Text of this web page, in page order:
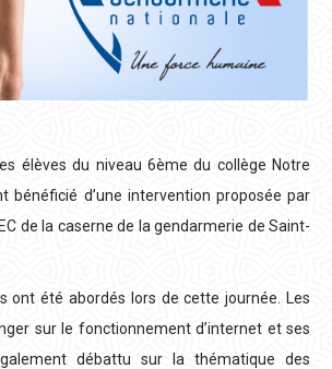
élèves du niveau 6ème du collège Notre
bénéficié d’une intervention proposée par
de la caserne de la gendarmerie de Saint-
ont été abordés lors de cette journée. Les
sur le fonctionnement d’internet et ses
débattu sur la thématique des